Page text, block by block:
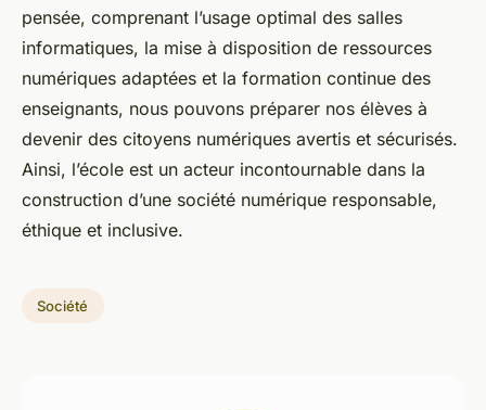
pensée, comprenant l’usage optimal des salles
informatiques, la mise à disposition de ressources
numériques adaptées et la formation continue des
enseignants, nous pouvons préparer nos élèves à
devenir des citoyens numériques avertis et sécurisés.
Ainsi, l’école est un acteur incontournable dans la
construction d’une société numérique responsable,
éthique et inclusive.
Société